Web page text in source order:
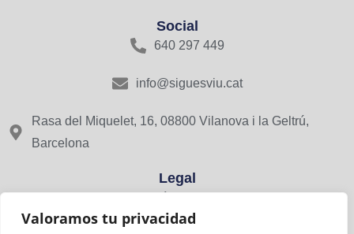
Valoramos tu privacidad
Social
640 297 449
info@siguesviu.cat
Rasa del Miquelet, 16, 08800 Vilanova i la Geltrú,
Barcelona
Legal